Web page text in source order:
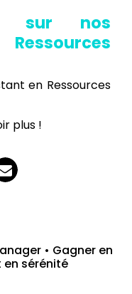
sur nos
en Ressources
plus !
• Gagner en
sérénité